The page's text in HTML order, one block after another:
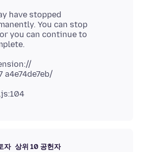
have stopped
You can stop
you can continue to
자 상위 10 공헌자